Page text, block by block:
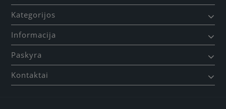
Kategorijos
Informacija
Paskyra
Kontaktai